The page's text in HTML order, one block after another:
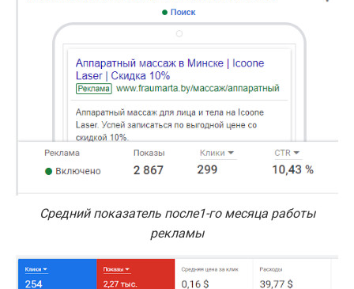
Средний показатель после1-го месяца работы
рекламы